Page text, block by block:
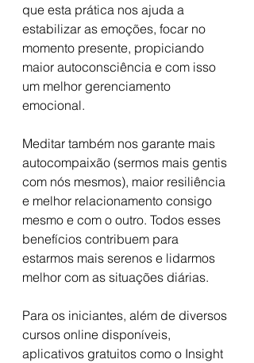
que esta prática nos ajuda a
estabilizar as emoções, focar no
momento presente, propiciando
maior autoconsciência e com isso
um melhor gerenciamento
emocional.
Meditar também nos garante mais
autocompaixão (sermos mais gentis
com nós mesmos), maior resiliência
e melhor relacionamento consigo
mesmo e com o outro. Todos esses
benefícios contribuem para
estarmos mais serenos e lidarmos
melhor com as situações diárias.
Para os iniciantes, além de diversos
cursos online disponíveis,
aplicativos gratuitos como o Insight